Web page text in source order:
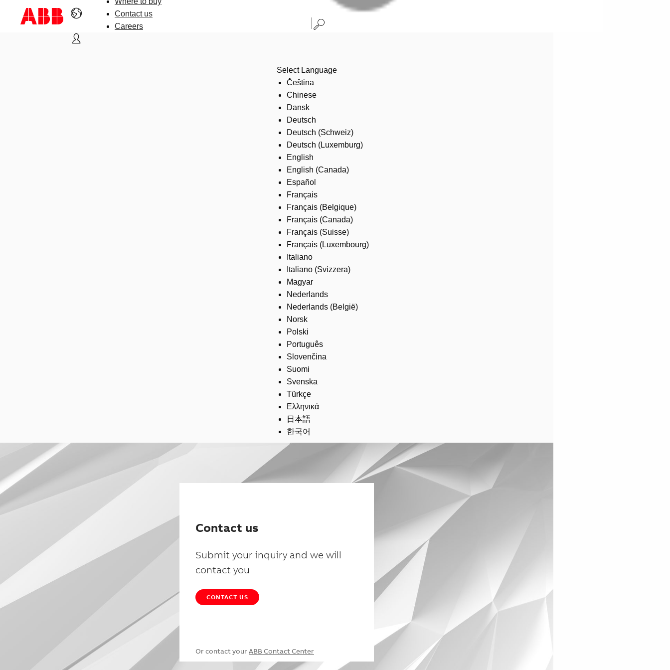
Contact us
Careers
Select Language
Čeština
Chinese
Dansk
Deutsch
Deutsch (Schweiz)
Deutsch (Luxemburg)
English
English (Canada)
Español
Français
Français (Belgique)
Français (Canada)
Français (Suisse)
Français (Luxembourg)
Italiano
Italiano (Svizzera)
Magyar
Nederlands
Nederlands (België)
Norsk
Polski
Português
Slovenčina
Suomi
Svenska
Türkçe
Ελληνικά
日本語
한국어
Contact us
Submit your inquiry and we will
contact you
CONTACT US
Or contact your ABB Contact Center